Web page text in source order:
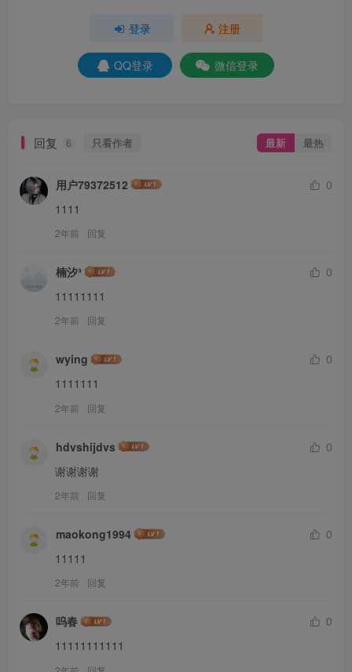
登录 注册
QQ登录 微信登录
回复 6 只看作者 最新 最热
用户79372512
0
1111
2年前 回复
楠汐³
0
11111111
2年前 回复
wying
0
1111111
2年前 回复
hdvshijdvs
0
谢谢谢谢
2年前 回复
maokong1994
0
11111
2年前 回复
呜春
0
11111111111